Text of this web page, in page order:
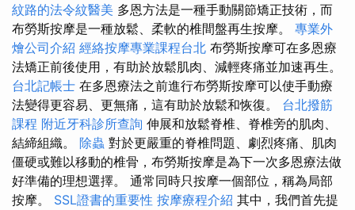
紋路的法令紋醫美 多恩方法是一種手動關節矯正技術，而
布勞斯按摩是一種放鬆、柔軟的椎間盤再生按摩。 專業外
燴公司介紹 經絡按摩專業課程台北 布勞斯按摩可在多恩療
法矯正前後使用，有助於放鬆肌肉、減輕疼痛並加速再生。
台北記帳士 在多恩療法之前進行布勞斯按摩可以使手動療
法變得更容易、更無痛，這有助於放鬆和恢復。 台北撥筋
課程 附近牙科診所查詢 伸展和放鬆脊椎、脊椎旁的肌肉、
結締組織。 除蟲 對於更嚴重的脊椎問題、劇烈疼痛、肌肉
僵硬或難以移動的椎骨，布勞斯按摩是為下一次多恩療法做
好準備的理想選擇。 通常同時只按摩一個部位，稱為局部
按摩。 SSL證書的重要性 按摩療程介紹 其中，我們首先提